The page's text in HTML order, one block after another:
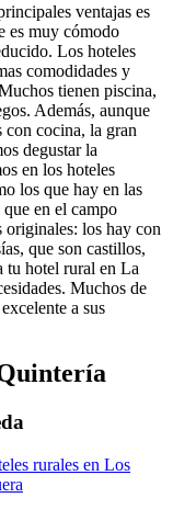
ventajas es
es muy cómodo
Los hoteles
comodidades y
tienen piscina,
Además, aunque
con cocina, la gran
degustar la
en los hoteles
los que hay en las
en el campo
originales: los hay con
que son castillos,
tu hotel rural en La
Muchos de
a sus
rurales en Los